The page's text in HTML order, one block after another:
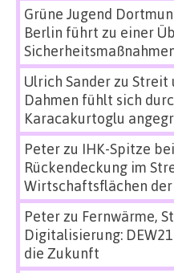
Grüne Jugend
Berlin führt zu einer
Ulrich Sanderzu Streit
Dahmen fühlt sich
Karacakurtoglu
Peterzu IHK-Spitze
Rückendeckung im
Wirtschaftsflächen
Peterzu Fernwärme,
Digitalisierung:
die Zukunft